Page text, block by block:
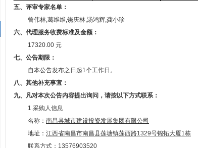
五、评审专家名单：
曾伟林,葛维维,饶庆林,汤鸿辉,龚小珍
六、代理服务收费标准及金额：
17320.00 元
七、公告期限：
自本公告发布之日起1个工作日。
八、其他补充事宜：
九、凡对本次公告内容提出询问，请按以下方式联系：
1.采购人信息
名称： 南昌县城市建设投资发展集团有限公司
地址： 江西省南昌市南昌县莲塘镇莲西路1329号锦拓大厦1栋
联系方式： 13576903520